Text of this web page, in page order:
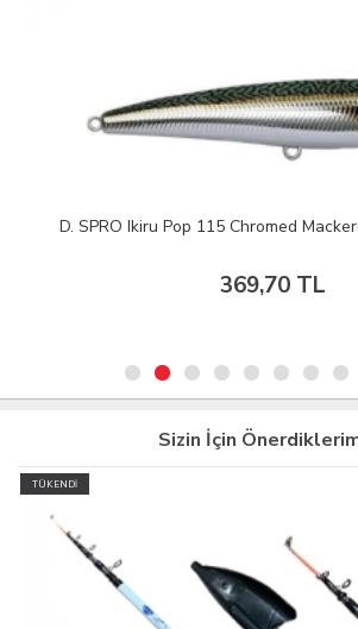
D. SPRO Ikiru Pop 115 Chromed
369,70 TL
Sizin İçin
TÜKENDİ